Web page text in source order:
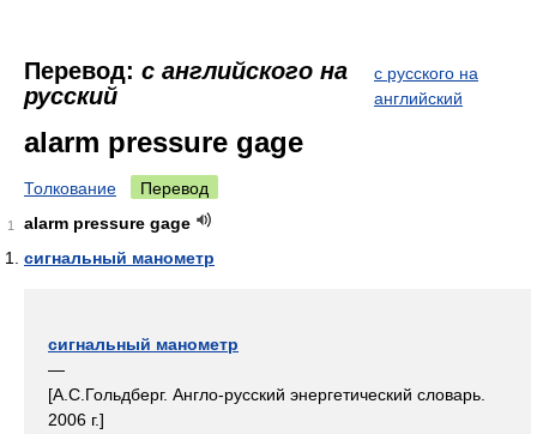
Перевод: с английского на
русский
с русского на
английский
alarm pressure gage
Толкование Перевод
1
alarm pressure gage
сигнальный манометр
сигнальный манометр
—
[А.С.Гольдберг. Англо-русский энергетический словарь.
2006 г.]